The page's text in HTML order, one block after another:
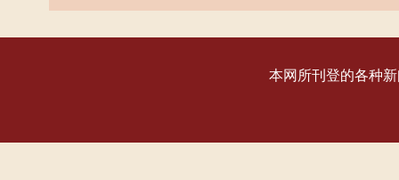
本网所刊登的各种